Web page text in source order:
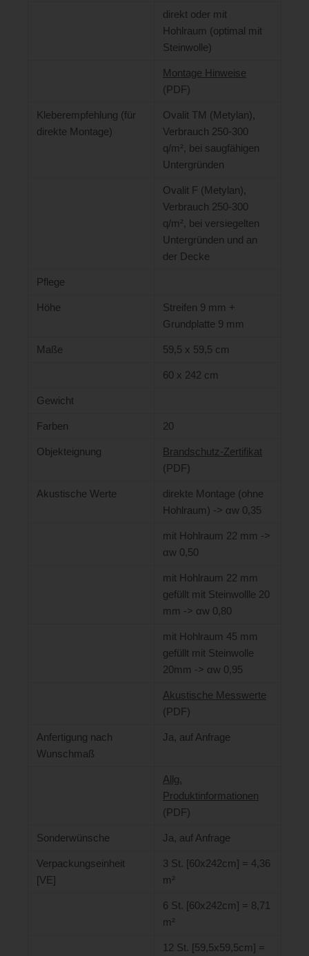
direkt oder mit
Hohlraum (optimal mit
Steinwolle)
Montage Hinweise
(PDF)
Kleberempfehlung (für
direkte Montage)
Ovalit TM (Metylan),
Verbrauch 250-300
q/m², bei saugfähigen
Untergründen
Ovalit F (Metylan),
Verbrauch 250-300
q/m², bei versiegelten
Untergründen und an
der Decke
Pflege
Höhe
Streifen 9 mm +
Grundplatte 9 mm
Maße 59,5 x 59,5 cm
60 x 242 cm
Gewicht
Farben 20
Objekteignung
Brandschutz-Zertifikat
(PDF)
Akustische Werte
direkte Montage (ohne
Hohlraum) -> αw 0,35
mit Hohlraum 22 mm ->
αw 0,50
mit Hohlraum 22 mm
gefüllt mit Steinwollle 20
mm -> αw 0,80
mit Hohlraum 45 mm
gefüllt mit Steinwolle
20mm -> αw 0,95
Akustische Messwerte
(PDF)
Anfertigung nach
Wunschmaß
Ja, auf Anfrage
Allg.
Produktinformationen
(PDF)
Sonderwünsche Ja, auf Anfrage
Verpackungseinheit
[VE]
3 St. [60x242cm] = 4,36
m²
6 St. [60x242cm] = 8,71
m²
12 St. [59,5x59,5cm] =